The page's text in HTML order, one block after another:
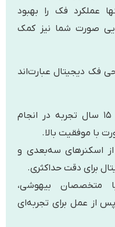
فک را بهبود
شما نیز کمک
عبارت‌اند
سال تجربه در انجام
بالا.
سه‌بعدی و
دقت حداکثری.
بیهوشی،
برای تجربه‌ای